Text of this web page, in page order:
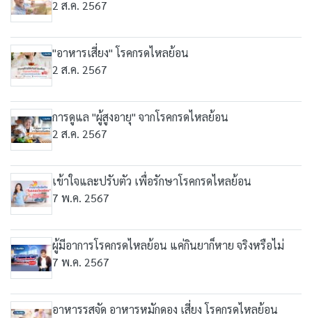
2 ส.ค. 2567
"อาหารเสี่ยง" โรคกรดไหลย้อน
2 ส.ค. 2567
การดูแล "ผู้สูงอายุ" จากโรคกรดไหลย้อน
2 ส.ค. 2567
เข้าใจและปรับตัว เพื่อรักษาโรคกรดไหลย้อน
7 พ.ค. 2567
ผู้มีอาการโรคกรดไหลย้อน​ แค่กินยาก็หาย จริงหรือไม่
7 พ.ค. 2567
อาหารรสจัด อาหารหมักดอง เสี่ยง โรคกรดไหลย้อน